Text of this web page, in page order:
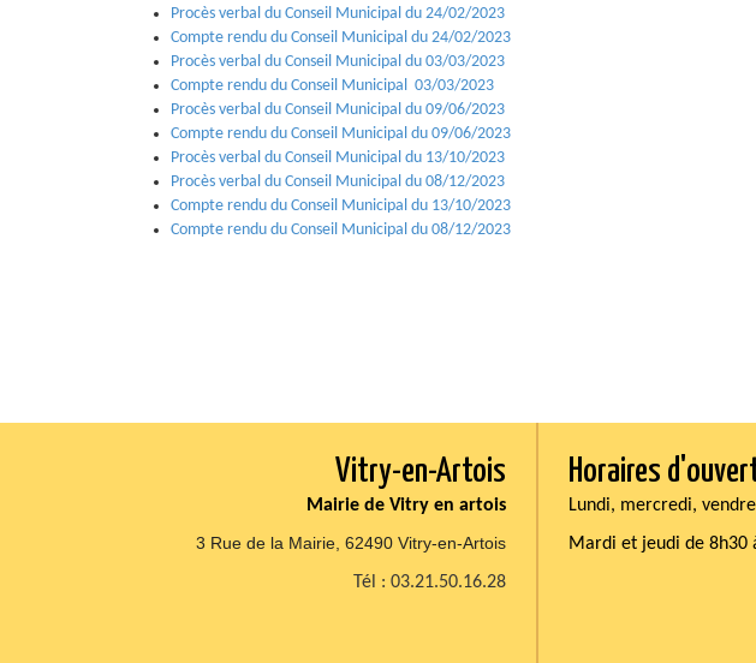
Procès verbal du Conseil Municipal du 24/02/2023
Compte rendu du Conseil Municipal du 24/02/2023
Procès verbal du Conseil Municipal du 03/03/2023
Compte rendu du Conseil Municipal 03/03/2023
Procès verbal du Conseil Municipal du 09/06/2023
Compte rendu du Conseil Municipal du 09/06/2023
Procès verbal du Conseil Municipal du 13/10/2023
Procès verbal du Conseil Municipal du 08/12/2023
Compte rendu du Conseil Municipal du 13/10/2023
Compte rendu du Conseil Municipal du 08/12/2023
Vitry-en-Artois
Mairie de Vitry en artois
3 Rue de la Mairie, 62490 Vitry-en-Artois
Tél : 03.21.50.16.28
Horaires
Lundi, mercredi,
Mardi et jeudi de 8h30